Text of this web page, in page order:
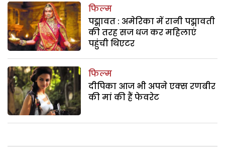
फिल्म
पद्मावत : अमेरिका में रानी पद्मावती
की तरह सज धज कर महिलाएं
पहुंची थिएटर
फिल्म
दीपिका आज भी अपने एक्स रणबीर
की मां की हैं फेवरेट